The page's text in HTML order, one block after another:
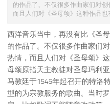
的作品了。不仅很多作曲家们对
而且人们对《圣母颂》这种作品也
西洋音乐当中，再没有比《圣
的作品了。不仅很多作曲家们
热情，而且人们对《圣母颂》
母颂原指天主教徒对圣母玛利
马教廷于1545年起召开的特洛
型的为宗教服务的歌曲。当时